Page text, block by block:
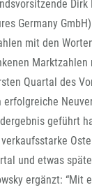
Dirk
Germany
mit den
Quartal des
erfolgreiche
geführt
und etwas
ergänzt: “Mit